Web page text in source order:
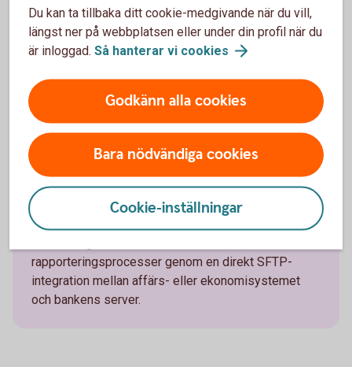
Filadministration internetbanken
Med Filadministration via internetbanken kan
behöver ha en programvara som kan generera filer
enligt respektive betaltjänsts formatkrav.
Direktintegration
rapporteringsprocesser genom en direkt SFTP-
integration mellan affärs- eller ekonomisystemet
och bankens server.
Du kan ta tillbaka ditt cookie-medgivande när du vill,
längst ner på webbplatsen eller under din profil när du
är inloggad. Så hanterar vi cookies
Godkänn alla cookies
Bara nödvändiga cookies
Cookie-inställningar